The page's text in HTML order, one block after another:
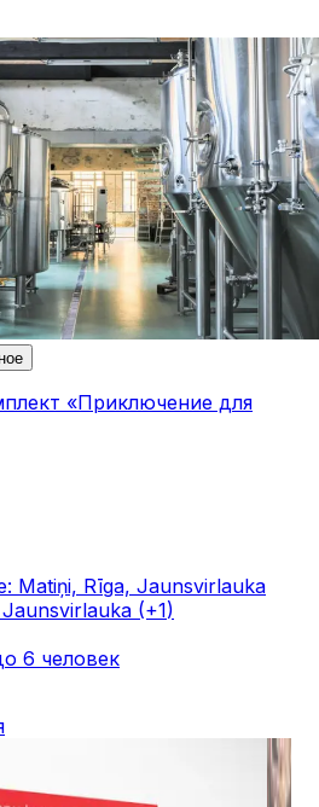
«Приключение для
Matiņi, Rīga, Jaunsvirlauka
(+1)
6 человек